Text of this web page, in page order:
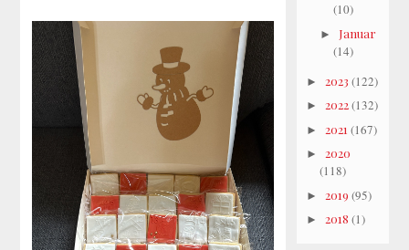
(10)
► Januar
(14)
► 2023 (122)
► 2022(132)
► 2021 (167)
► 2020
(118)
► 2019 (95)
► 2018 (1)